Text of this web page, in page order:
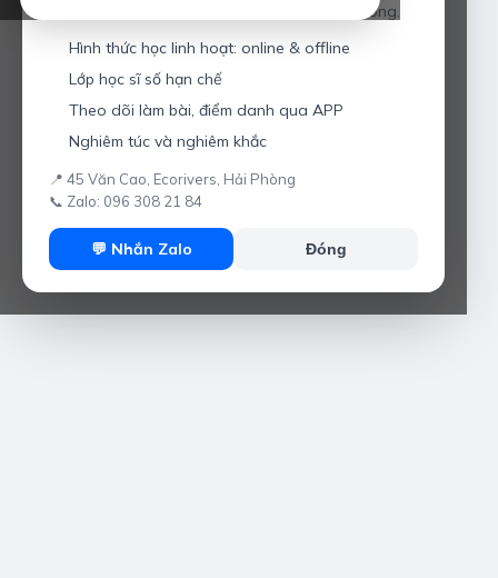
Giáo viên hơn 10 năm kinh nghiệm tại Hải Phòng.
Hình thức học linh hoạt: online & offline
Lớp học sĩ số hạn chế
Theo dõi làm bài, điểm danh qua APP
Nghiêm túc và nghiêm khắc
📍 45 Văn Cao, Ecorivers, Hải Phòng
📞 Zalo: 096 308 21 84
💬 Nhắn Zalo Đóng